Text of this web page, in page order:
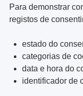
Para demonstrar
registos de
estado do
categorias de
data e hora do
identificador de